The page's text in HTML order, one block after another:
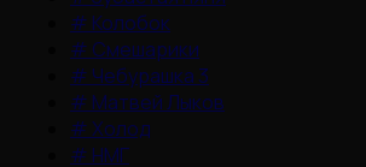
# Колобок
# Смешарики
# Чебурашка 3
# Матвей Лыков
#Холод
# НМГ